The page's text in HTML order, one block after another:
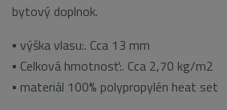
bytový doplnok.
▪ výška vlasu:. Cca 13 mm
▪ Celková hmotnosť:. Cca 2,70 kg/m2
▪ materiál 100% polypropylén heat set